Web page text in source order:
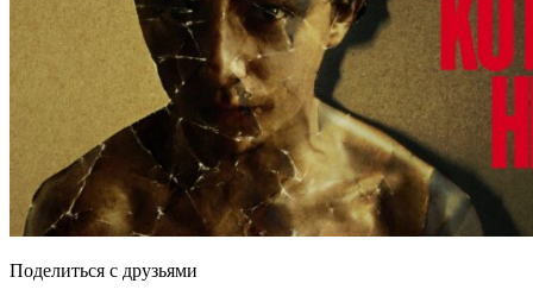
Поделиться с друзьями